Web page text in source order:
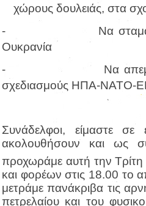
χώρους δουλειάς, στα
-
Να
Ουκρανία
-
Να
σχεδιασμούς ΗΠΑ-ΝΑΤΟ-
Συνάδελφοι, είμαστε σε
ακολουθήσουν και ως
προχωράμε αυτή την
και φορέων στις 18.00 το
μετράμε πανάκριβα τις
πετρελαίου και του